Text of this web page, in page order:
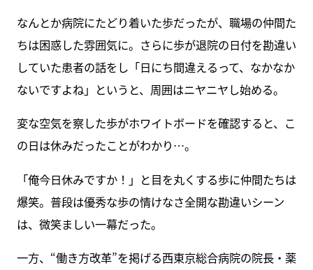
なんとか病院にたどり着いた歩だったが、職場の仲間た
ちは困惑した雰囲気に。さらに歩が退院の日付を勘違い
していた患者の話をし「日にち間違えるって、なかなか
ないですよね」というと、周囲はニヤニヤし始める。
変な空気を察した歩がホワイトボードを確認すると、こ
の日は休みだったことがわかり…。
「俺今日休みですか！」と目を丸くする歩に仲間たちは
爆笑。普段は優秀な歩の情けなさ全開な勘違いシーン
は、微笑ましい一幕だった。
一方、“働き方改革”を掲げる西東京総合病院の院長・薬